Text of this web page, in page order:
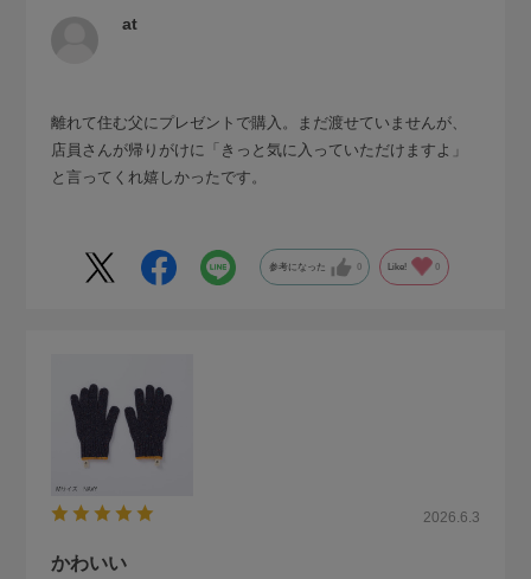
at
離れて住む父にプレゼントで購入。まだ渡せていませんが、
店員さんが帰りがけに「きっと気に入っていただけますよ」
と言ってくれ嬉しかったです。
参考になった 0 Like! 0
2026.6.3
かわいい